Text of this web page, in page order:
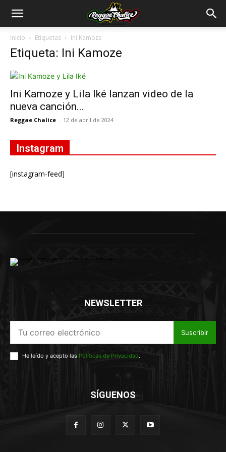
Inicio Etiquetas Ini Kamoze
Etiqueta: Ini Kamoze
Ini Kamoze y Lila Iké lanzan video de la
nueva canción...
Reggae Chalice - 12 de abril de 2024
Instagram
[instagram-feed]
NEWSLETTER
Suscribir
He leído y acepto las Políticas de Privacidad.
SÍGUENOS